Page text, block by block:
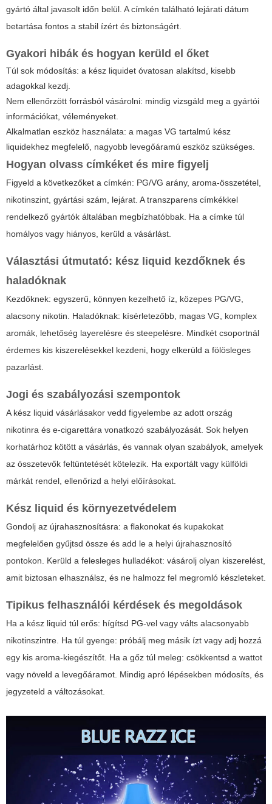
gyártó által javasolt időn belül. A címkén található lejárati dátum
betartása fontos a stabil ízért és biztonságért.
Gyakori hibák és hogyan kerüld el őket
Túl sok módosítás: a kész liquidet óvatosan alakítsd, kisebb
adagokkal kezdj.
Nem ellenőrzött forrásból vásárolni: mindig vizsgáld meg a gyártói
információkat, véleményeket.
Alkalmatlan eszköz használata: a magas VG tartalmú kész
liquidekhez megfelelő, nagyobb levegőáramú eszköz szükséges.
Hogyan olvass címkéket és mire figyelj
Figyeld a következőket a címkén: PG/VG arány, aroma-összetétel,
nikotinszint, gyártási szám, lejárat. A transzparens címkékkel
rendelkező gyártók általában megbízhatóbbak. Ha a címke túl
homályos vagy hiányos, kerüld a vásárlást.
Választási útmutató: kész liquid kezdőknek és
haladóknak
Kezdőknek: egyszerű, könnyen kezelhető íz, közepes PG/VG,
alacsony nikotin. Haladóknak: kísérletezőbb, magas VG, komplex
aromák, lehetőség layerelésre és steepelésre. Mindkét csoportnál
érdemes kis kiszerelésekkel kezdeni, hogy elkerüld a fölösleges
pazarlást.
Jogi és szabályozási szempontok
A kész liquid vásárlásakor vedd figyelembe az adott ország
nikotinra és e-cigarettára vonatkozó szabályozását. Sok helyen
korhatárhoz kötött a vásárlás, és vannak olyan szabályok, amelyek
az összetevők feltüntetését kötelezik. Ha exportált vagy külföldi
márkát rendel, ellenőrizd a helyi előírásokat.
Kész liquid és környezetvédelem
Gondolj az újrahasznosításra: a flakonokat és kupakokat
megfelelően gyűjtsd össze és add le a helyi újrahasznosító
pontokon. Kerüld a felesleges hulladékot: vásárolj olyan kiszerelést,
amit biztosan elhasználsz, és ne halmozz fel megromló készleteket.
Tipikus felhasználói kérdések és megoldások
Ha a kész liquid túl erős: hígítsd PG-vel vagy válts alacsonyabb
nikotinszintre. Ha túl gyenge: próbálj meg másik ízt vagy adj hozzá
egy kis aroma-kiegészítőt. Ha a gőz túl meleg: csökkentsd a wattot
vagy növeld a levegőáramot. Mindig apró lépésekben módosíts, és
jegyzeteld a változásokat.